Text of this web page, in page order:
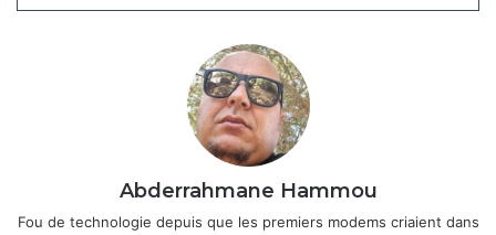
les techniciens Proxi, il a depuis évolué pour conserver les
configurations manuelles fastidieuses.
Free corrige un bug sur le Wi-Fi invité
de ses Freebox
13 mars 2026
Abderrahmane Hammou
Fou de technologie depuis que les premiers modems criaient dans